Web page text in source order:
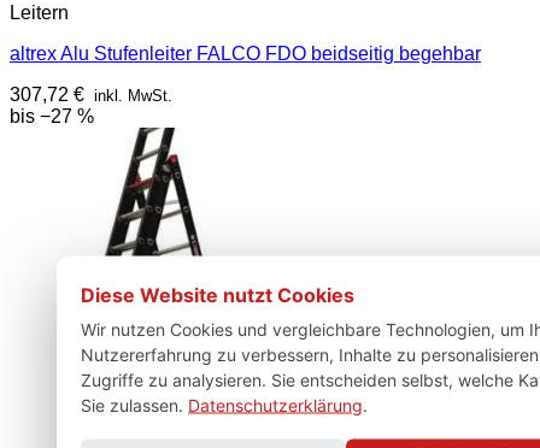
Leitern
altrex Alu Stufenleiter FALCO FDO beidseitig begehbar
307,72 € inkl. MwSt.
bis −27 %
Diese Website nutzt Cookies
Wir nutzen Cookies und vergleichbare Technologien, um
Nutzererfahrung zu verbessern, Inhalte zu
Zugriffe zu analysieren. Sie entscheiden selbst, welche
Sie zulassen. Datenschutzerklärung